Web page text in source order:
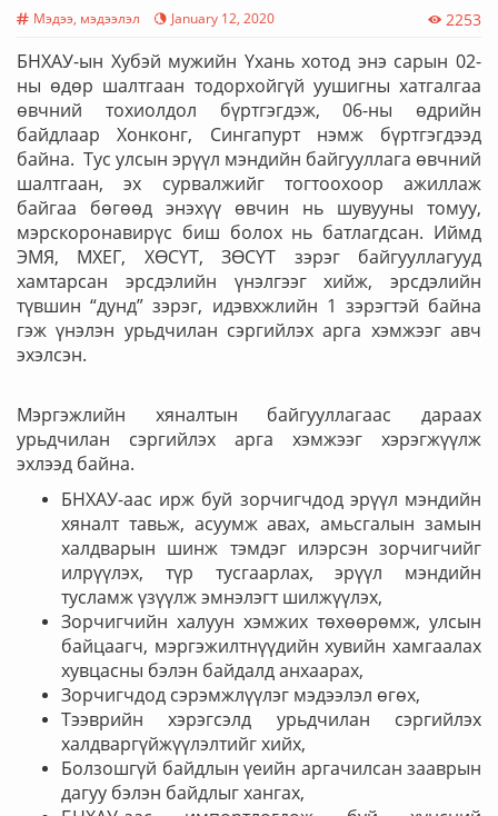
Мэдээ, мэдээлэл January 12, 2020 2253
БНХАУ-ын Хубэй мужийн Үхань хотод энэ сарын 02-
ны өдөр шалтгаан тодорхойгүй уушигны хатгалгаа
өвчний тохиолдол бүртгэгдэж, 06-ны өдрийн
байдлаар Хонконг, Сингапурт нэмж бүртгэгдээд
байна. Тус улсын эрүүл мэндийн байгууллага өвчний
шалтгаан, эх сурвалжийг тогтоохоор ажиллаж
байгаа бөгөөд энэхүү өвчин нь шувууны томуу,
мэрскоронавирүс биш болох нь батлагдсан. Иймд
ЭМЯ, МХЕГ, ХӨСҮТ, ЗӨСҮТ зэрэг байгууллагууд
хамтарсан эрсдэлийн үнэлгээг хийж, эрсдэлийн
түвшин “дунд” зэрэг, идэвхжлийн 1 зэрэгтэй байна
гэж үнэлэн урьдчилан сэргийлэх арга хэмжээг авч
эхэлсэн.
Мэргэжлийн хяналтын байгууллагаас дараах
урьдчилан сэргийлэх арга хэмжээг хэрэгжүүлж
эхлээд байна.
БНХАУ-аас ирж буй зорчигчдод эрүүл мэндийн
хяналт тавьж, асуумж авах, амьсгалын замын
халдварын шинж тэмдэг илэрсэн зорчигчийг
илрүүлэх, түр тусгаарлах, эрүүл мэндийн
тусламж үзүүлж эмнэлэгт шилжүүлэх,
Зорчигчийн халуун хэмжих төхөөрөмж, улсын
байцаагч, мэргэжилтнүүдийн хувийн хамгаалах
хувцасны бэлэн байдалд анхаарах,
Зорчигчдод сэрэмжлүүлэг мэдээлэл өгөх,
Тээврийн хэрэгсэлд урьдчилан сэргийлэх
халдваргүйжүүлэлтийг хийх,
Болзошгүй байдлын үеийн аргачилсан зааврын
дагуу бэлэн байдлыг хангах,